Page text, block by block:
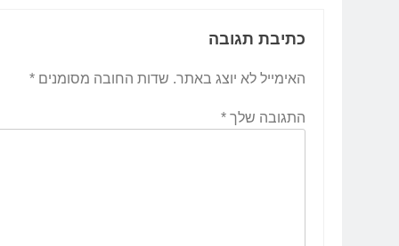
כתיבת תגובה
האימייל לא יוצג באתר. שדות החובה מסומנים *
התגובה שלך *